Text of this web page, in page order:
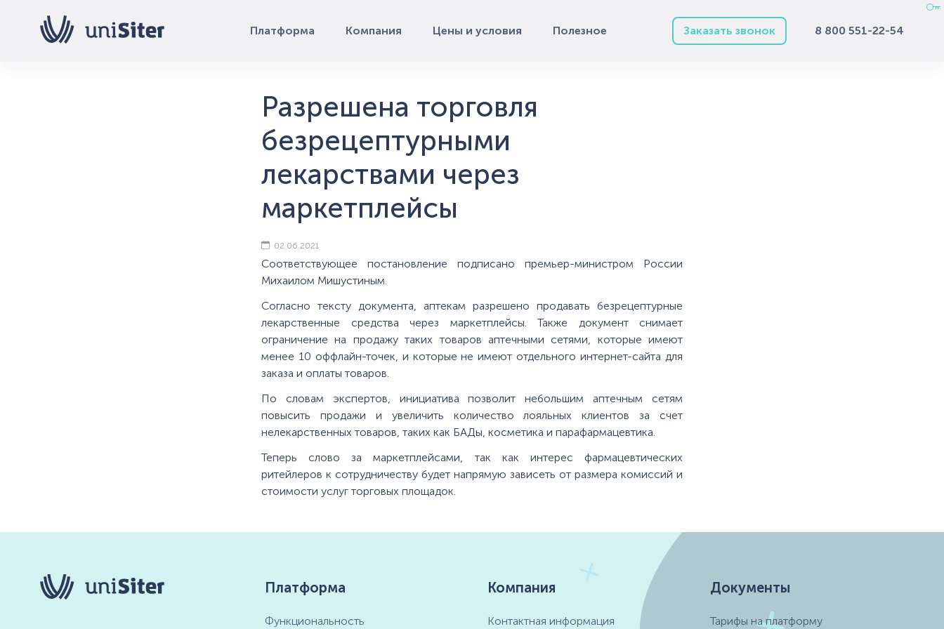
Платформа Компания Цены и условия Полезное 8 800 551-22-54
Заказать звонок
Разрешена торговля
безрецептурными
лекарствами через
маркетплейсы
02.06.2021
Соответствующее постановление подписано премьер-министром России
Михаилом Мишустиным.
Согласно тексту документа, аптекам разрешено продавать безрецептурные
лекарственные средства через маркетплейсы. Также документ снимает
ограничение на продажу таких товаров аптечными сетями, которые имеют
менее 10 оффлайн-точек, и которые не имеют отдельного интернет-сайта для
заказа и оплаты товаров.
По словам экспертов, инициатива позволит небольшим аптечным сетям
повысить продажи и увеличить количество лояльных клиентов за счет
нелекарственных товаров, таких как БАДы, косметика и парафармацевтика.
Теперь слово за маркетплейсами, так как интерес фармацевтических
ритейлеров к сотрудничеству будет напрямую зависеть от размера комиссий и
стоимости услуг торговых площадок.
Платформа
Функциональность
Компания
Контактная информация
Документы
Тарифы на платформу